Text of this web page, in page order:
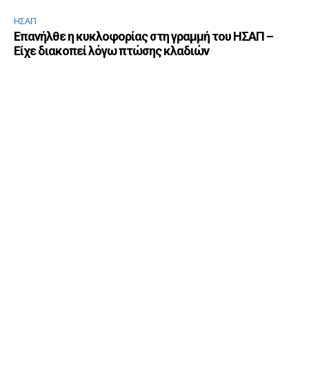
ΗΣΑΠ
Επανήλθε η κυκλοφορίας στη γραμμή του ΗΣΑΠ –
Είχε διακοπεί λόγω πτώσης κλαδιών